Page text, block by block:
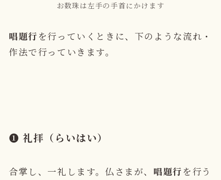
お数珠は左手の手首にかけます
唱題行を行っていくときに、下のような流れ・
作法で行っていきます。
➊ 礼拝（らいはい）
合掌し、一礼します。仏さまが、 唱題行を行う